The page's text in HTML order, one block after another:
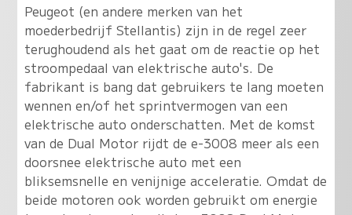
Peugeot (en andere merken van het
moederbedrijf Stellantis) zijn in de regel zeer
terughoudend als het gaat om de reactie op het
stroompedaal van elektrische auto's. De
fabrikant is bang dat gebruikers te lang moeten
wennen en/of het sprintvermogen van een
elektrische auto onderschatten. Met de komst
van de Dual Motor rijdt de e-3008 meer als een
doorsnee elektrische auto met een
bliksemsnelle en venijnige acceleratie. Omdat de
beide motoren ook worden gebruikt om energie